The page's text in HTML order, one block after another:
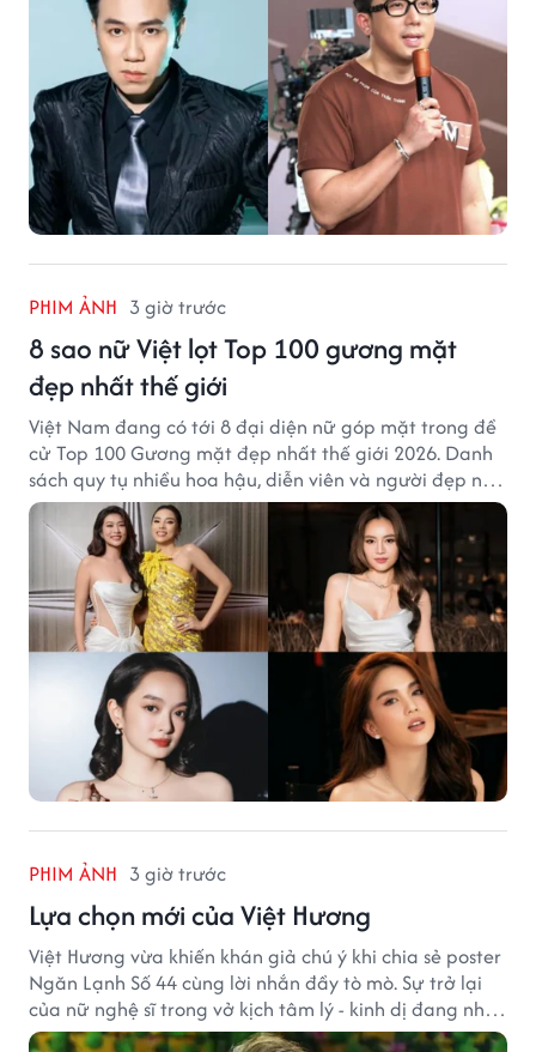
PHIM ẢNH 3 giờ trước
8 sao nữ Việt lọt Top 100 gương mặt
đẹp nhất thế giới
Việt Nam đang có tới 8 đại diện nữ góp mặt trong đề
cử Top 100 Gương mặt đẹp nhất thế giới 2026. Danh
sách quy tụ nhiều hoa hậu, diễn viên và người đẹp nổi
tiếng của showbiz Việt.
PHIM ẢNH 3 giờ trước
Lựa chọn mới của Việt Hương
Việt Hương vừa khiến khán giả chú ý khi chia sẻ poster
Ngăn Lạnh Số 44 cùng lời nhắn đầy tò mò. Sự trở lại
của nữ nghệ sĩ trong vở kịch tâm lý - kinh dị đang nhận
được nhiều quan tâm từ công chúng.